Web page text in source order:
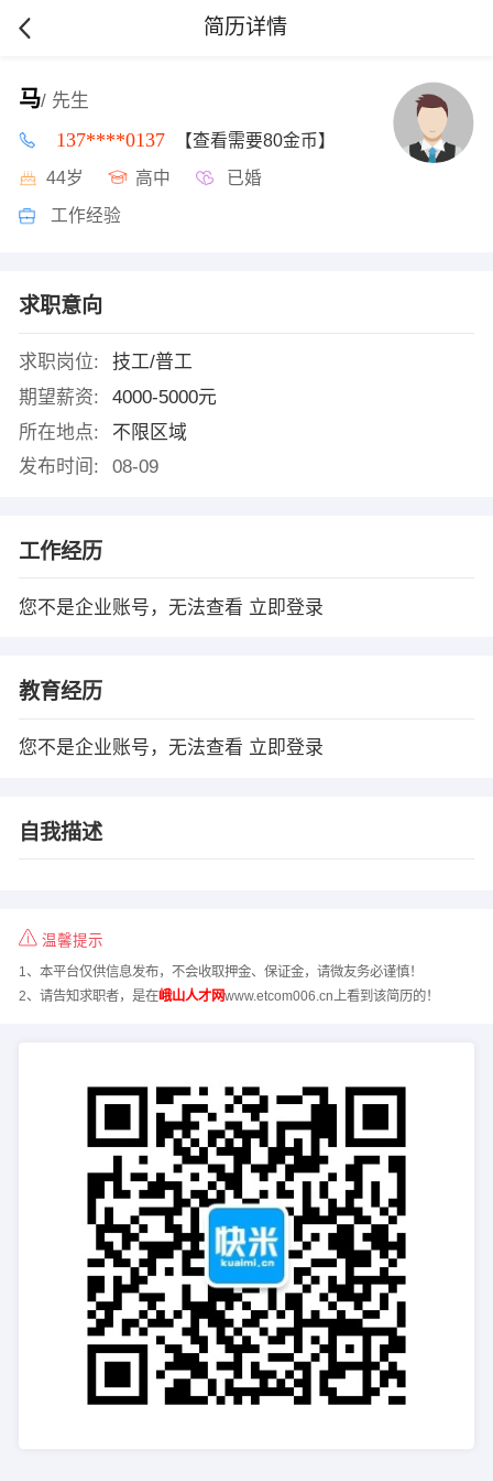
简历详情
马/ 先生
137****0137 【查看需要80金币】
44岁 高中 已婚
工作经验
求职意向
求职岗位:
技工/普工
期望薪资:
4000-5000元
所在地点:
不限区域
发布时间:
08-09
工作经历
您不是企业账号，无法查看 立即登录
教育经历
您不是企业账号，无法查看 立即登录
自我描述
温馨提示
1、本平台仅供信息发布，不会收取押金、保证金，请微友务必谨慎！
2、请告知求职者，是在峨山人才网www.etcom006.cn上看到该简历的！